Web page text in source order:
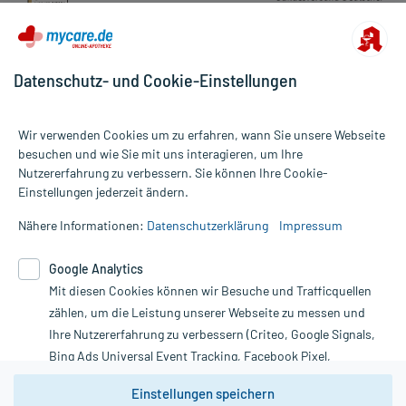
Alle Preise gelten inkl. MwSt., ggf. zzgl. Versandkosten
Informationen auf dieser Website werden ausschließlich für
die Untersuchung und Behandlung durch einen Arzt. Bitte
Therapien eingeleitet werden können. | Diese Webseite benutzt
Google Analytics. Lesen Sie bitte dazu die wichtigen Hinweise in
unserer Datenschutzerklärung. Für den Widerruf einer Bestellung
nutzen Sie das Formular:
Vertrag widerrufen
Datenschutz- und Cookie-Einstellungen
Wir verwenden Cookies um zu erfahren, wann Sie unsere Webseite
besuchen und wie Sie mit uns interagieren, um Ihre
Nutzererfahrung zu verbessern. Sie können Ihre Cookie-
Einstellungen jederzeit ändern.
Nähere Informationen: Datenschutzerklärung Impressum
Google Analytics
Mit diesen Cookies können wir Besuche und Trafficquellen
zählen, um die Leistung unserer Webseite zu messen und
Ihre Nutzererfahrung zu verbessern (Criteo, Google Signals,
Bing Ads Universal Event Tracking, Facebook Pixel,
Youtube-Social Plugin).
Einstellungen speichern